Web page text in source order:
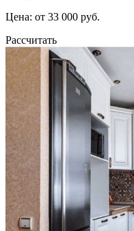
Цена: от 33 000 руб.
Рассчитать